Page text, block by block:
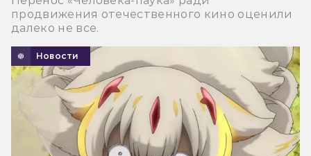
продвижения отечественного кино оценили
далеко не все.
Новости